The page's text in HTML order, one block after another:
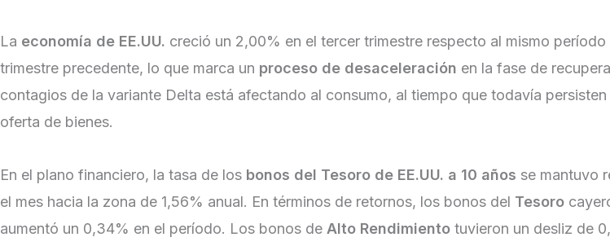
La economía de EE.UU. creció un 2,00% en el tercer trimestre respecto al mismo
trimestre precedente, lo que marca un proceso de desaceleración en la fase de
contagios de la variante Delta está afectando al consumo, al tiempo que todavía
oferta de bienes.
En el plano financiero, la tasa de los bonos del Tesoro de EE.UU. a 10 años se mantuvo
el mes hacia la zona de 1,56% anual. En términos de retornos, los bonos del Tesoro
aumentó un 0,34% en el período. Los bonos de Alto Rendimiento tuvieron un desliz de